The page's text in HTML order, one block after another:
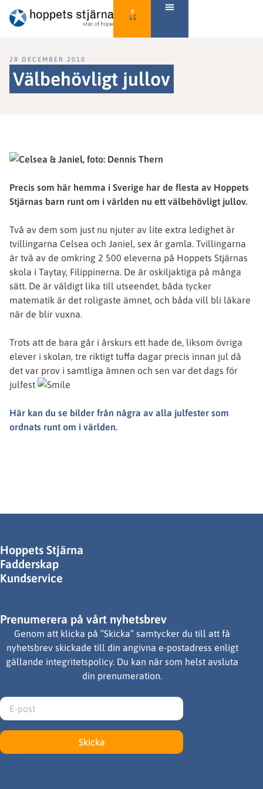
0
28 DECEMBER 2010
Välbehövligt jullov
Precis som här hemma i Sverige har de flesta av Hoppets
Stjärnas barn runt om i världen nu ett välbehövligt jullov.
Två av dem som just nu njuter av lite extra ledighet är
tvillingarna Celsea och Janiel, sex år gamla. Tvillingarna
är två av de omkring 2 500 eleverna på Hoppets Stjärnas
skola i Taytay, Filippinerna. De är oskiljaktiga på många
sätt. De är väldigt lika till utseendet, båda tycker
matematik är det roligaste ämnet, och båda vill bli läkare
när de blir vuxna.
Trots att de bara går i årskurs ett hade de, liksom övriga
elever i skolan, tre riktigt tuffa dagar precis innan jul då
det var prov i samtliga ämnen och sen var det dags för
julfest
Här kan du se bilder från några av alla julfester som
ordnats runt om i världen.
Hoppets Stjärna
Fadderskap
Kundservice
Prenumerera på vårt nyhetsbrev
Genom att klicka på ”Skicka” samtycker du till att få
nyhetsbrev skickade till din angivna e-postadress enligt
gällande integritetspolicy. Du kan när som helst avsluta
din prenumeration.
Skicka